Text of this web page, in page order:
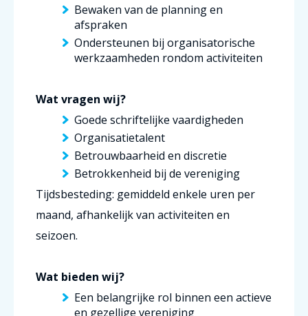
Bewaken van de planning en
afspraken
Ondersteunen bij organisatorische
werkzaamheden rondom activiteiten
Wat vragen wij?
Goede schriftelijke vaardigheden
Organisatietalent
Betrouwbaarheid en discretie
Betrokkenheid bij de vereniging
Tijdsbesteding: gemiddeld enkele uren per
maand, afhankelijk van activiteiten en
seizoen.
Wat bieden wij?
Een belangrijke rol binnen een actieve
en gezellige vereniging